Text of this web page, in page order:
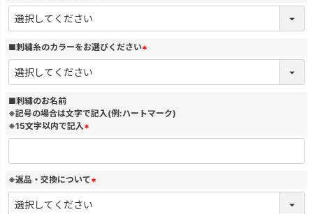
(
須
)
■刺繍糸のカラーをお選びください
(
須
■刺繍のお名前
※記号の場合は文字で記入(例:ハートマーク)
※15文字以内で記入
(
須
)
※返品・交換について
(
必